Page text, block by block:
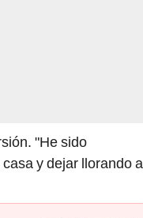
"He sido
y dejar llorando a